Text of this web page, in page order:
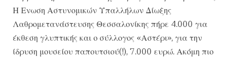
Η Ενωση Αστυνομικών Υπαλλήλων Δίωξης
Λαθρομετανάστευσης Θεσσαλονίκης πήρε 4.000 για
έκθεση γλυπτικής και ο σύλλογος «Αστέρι», για την
ίδρυση μουσείου παπουτσιού(!), 7.000 ευρώ. Ακόμη πιο